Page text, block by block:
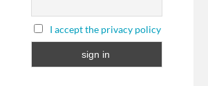
I accept the privacy policy